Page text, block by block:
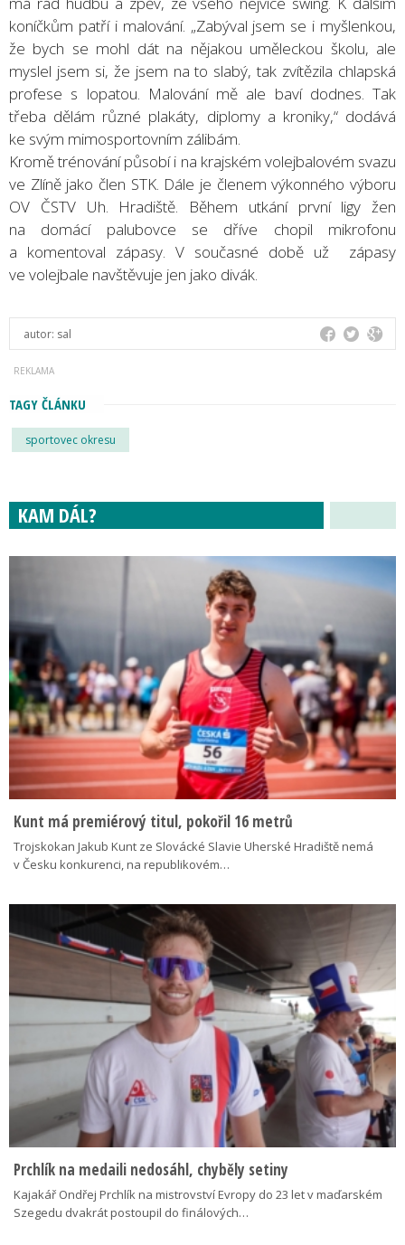
koníčkům patří i malování. „Zabýval jsem se i myšlenkou,
že bych se mohl dát na nějakou uměleckou školu, ale
myslel jsem si, že jsem na to slabý, tak zvítězila chlapská
profese s lopatou. Malování mě ale baví dodnes. Tak
třeba dělám různé plakáty, diplomy a kroniky,“ dodává
ke svým mimosportovním zálibám.
Kromě trénování působí i na krajském volejbalovém svazu
ve Zlíně jako člen STK. Dále je členem výkonného výboru
OV ČSTV Uh. Hradiště. Během utkání první ligy žen
na domácí palubovce se dříve chopil mikrofonu
a komentoval zápasy. V současné době už zápasy
ve volejbale navštěvuje jen jako divák.
autor: sal
TAGY ČLÁNKU
sportovec okresu
KAM DÁL?
Kunt má premiérový titul, pokořil 16 metrů
Trojskokan Jakub Kunt ze Slovácké Slavie Uherské Hradiště nemá
v Česku konkurenci, na republikovém…
Prchlík na medaili nedosáhl, chyběly setiny
Kajakář Ondřej Prchlík na mistrovství Evropy do 23 let v maďarském
Szegedu dvakrát postoupil do finálových…